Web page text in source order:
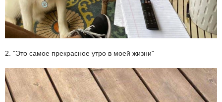
2. "Это самое прекрасное утро в моей жизни"